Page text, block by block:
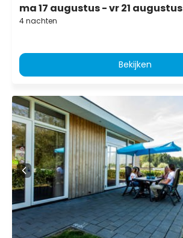
ma 17 augustus - vr 21 augustus
4 nachten
Bekijken